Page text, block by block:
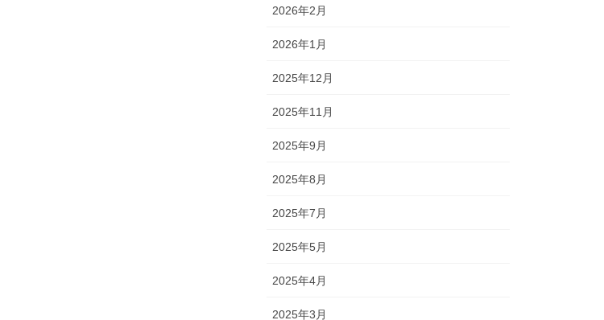
2026年2月
2026年1月
2025年12月
2025年11月
2025年9月
2025年8月
2025年7月
2025年5月
2025年4月
2025年3月